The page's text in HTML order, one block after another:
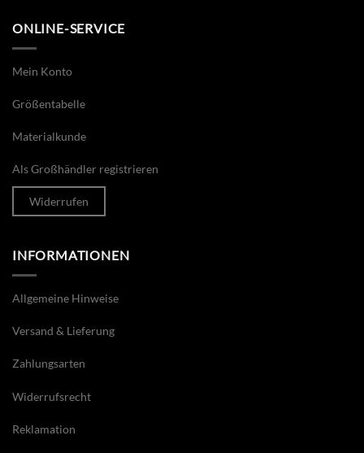
ONLINE-SERVICE
Mein Konto
Größentabelle
Materialkunde
Als Großhändler registrieren
Widerrufen
INFORMATIONEN
Allgemeine Hinweise
Versand & Lieferung
Zahlungsarten
Widerrufsrecht
Reklamation